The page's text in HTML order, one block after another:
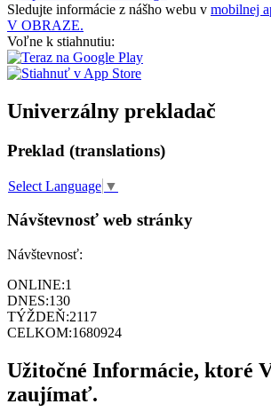
Sledujte informácie z nášho webu v mobilnej
V OBRAZE.
Voľne k stiahnutiu:
Univerzálny prekladač
Preklad (translations)
Select Language ▼
Návštevnosť web stránky
Návštevnosť:
ONLINE:1
DNES:130
TÝŽDEŇ:2117
CELKOM:1680924
Užitočné Informácie, ktoré
zaujímať.